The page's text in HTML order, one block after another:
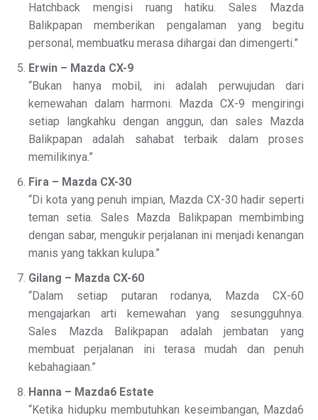
Hatchback mengisi ruang hatiku. Sales Mazda
Balikpapan memberikan pengalaman yang begitu
personal, membuatku merasa dihargai dan dimengerti.”
Erwin – Mazda CX-9
“Bukan hanya mobil, ini adalah perwujudan dari
kemewahan dalam harmoni. Mazda CX-9 mengiringi
setiap langkahku dengan anggun, dan sales Mazda
Balikpapan adalah sahabat terbaik dalam proses
memilikinya.”
Fira – Mazda CX-30
“Di kota yang penuh impian, Mazda CX-30 hadir seperti
teman setia. Sales Mazda Balikpapan membimbing
dengan sabar, mengukir perjalanan ini menjadi kenangan
manis yang takkan kulupa.”
Gilang – Mazda CX-60
“Dalam setiap putaran rodanya, Mazda CX-60
mengajarkan arti kemewahan yang sesungguhnya.
Sales Mazda Balikpapan adalah jembatan yang
membuat perjalanan ini terasa mudah dan penuh
kebahagiaan.”
Hanna – Mazda6 Estate
“Ketika hidupku membutuhkan keseimbangan, Mazda6